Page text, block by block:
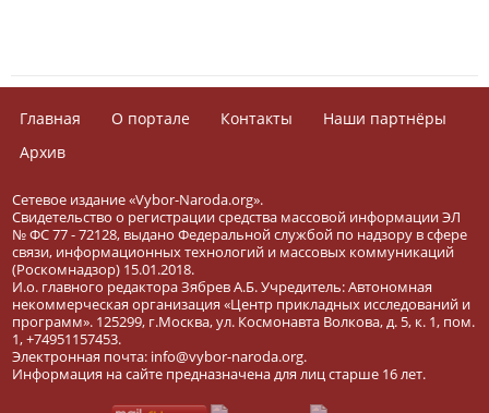
Главная О портале Контакты
Наши партнёры
Архив
Сетевое издание «Vybor-Naroda.org».
Свидетельство о регистрации средства массовой информации ЭЛ
№ ФС 77 - 72128, выдано Федеральной службой по надзору в сфере
связи, информационных технологий и массовых коммуникаций
(Роскомнадзор) 15.01.2018.
И.о. главного редактора Зябрев А.Б. Учредитель: Автономная
некоммерческая организация «Центр прикладных исследований и
программ». 125299, г.Москва, ул. Космонавта Волкова, д. 5, к. 1, пом.
1, +74951157453.
Электронная почта: info@vybor-naroda.org.
Информация на сайте предназначена для лиц старше 16 лет.